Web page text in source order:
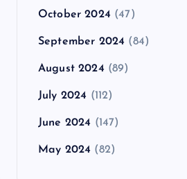
October 2024 (47)
September 2024 (84)
August 2024 (89)
July 2024 (112)
June 2024 (147)
May 2024 (82)